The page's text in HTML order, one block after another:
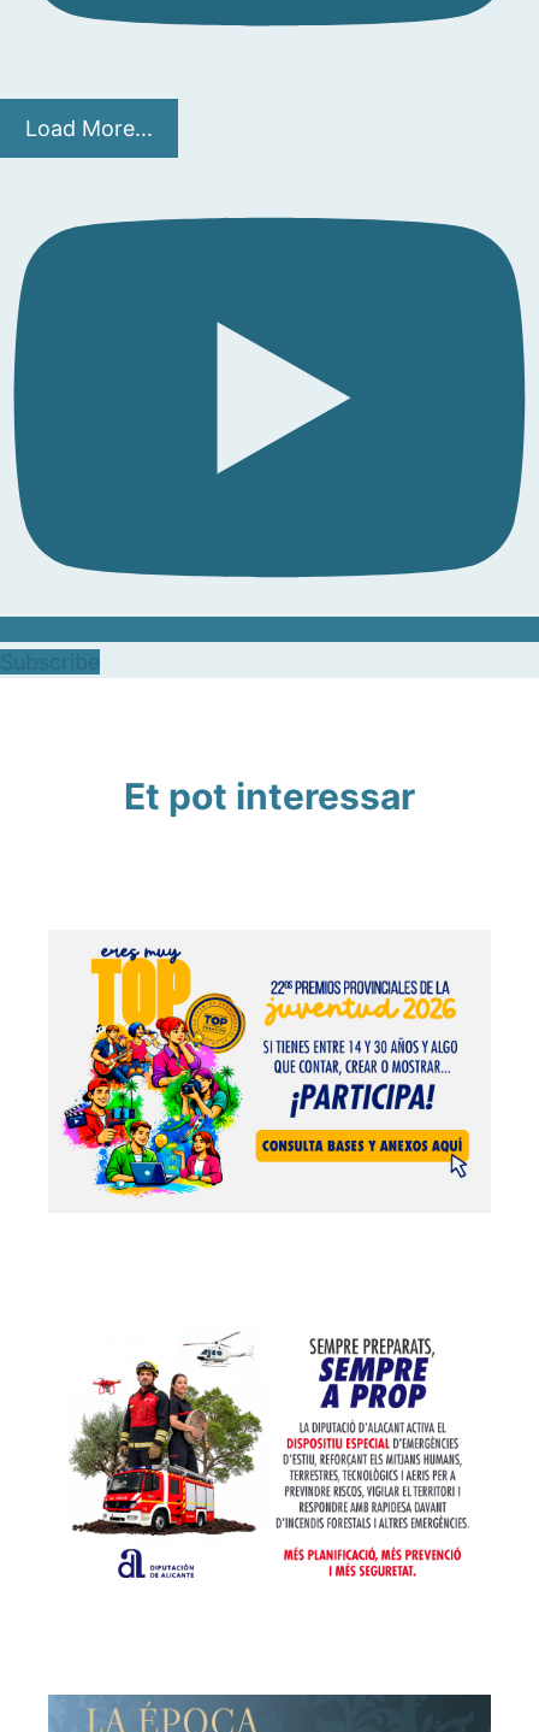
Load More...
Et pot interessar